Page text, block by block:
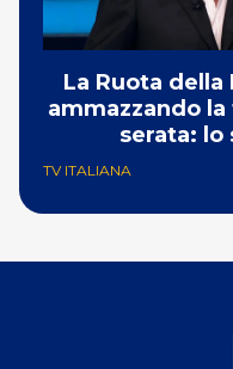
La Ruota della
ammazzando
serata: lo
TV ITALIANA